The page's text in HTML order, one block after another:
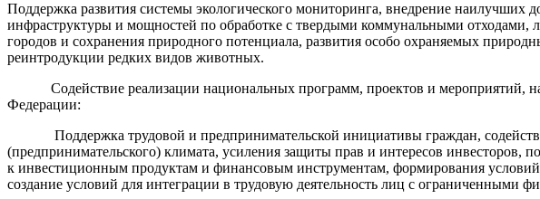
Поддержка развития системы экологического мониторинга, внедрение
инфраструктуры и мощностей по обработке с твердыми коммунальными
городов и сохранения природного потенциала, развития особо охраняемых
реинтродукции редких видов животных.
Содействие реализации национальных программ, проектов и мероприятий,
Федерации:
Поддержка трудовой и предпринимательской инициативы граждан,
(предпринимательского) климата, усиления защиты прав и интересов
к инвестиционным продуктам и финансовым инструментам, формирования
создание условий для интеграции в трудовую деятельность лиц с